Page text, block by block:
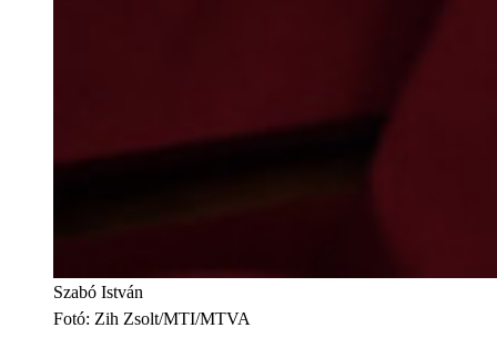
Szabó István
Fotó: Zih Zsolt/MTI/MTVA